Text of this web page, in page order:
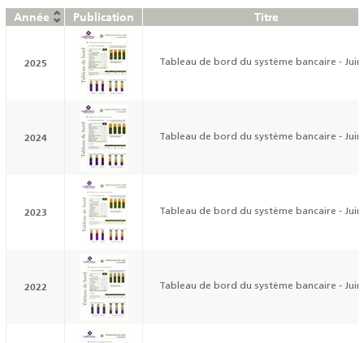
Année Publication Titre
2025 Tableau de bord du système bancaire - Juin
2024 Tableau de bord du système bancaire - Juin
2023 Tableau de bord du système bancaire - Juin
2022 Tableau de bord du système bancaire - Juin